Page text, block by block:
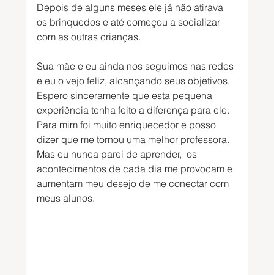
Depois de alguns meses ele já não atirava
os brinquedos e até começou a socializar
com as outras crianças.
Sua mãe e eu ainda nos seguimos nas redes
e eu o vejo feliz, alcançando seus objetivos.
Espero sinceramente que esta pequena
experiência tenha feito a diferença para ele.
Para mim foi muito enriquecedor e posso
dizer que me tornou uma melhor professora.
Mas eu nunca parei de aprender,  os
acontecimentos de cada dia me provocam e
aumentam meu desejo de me conectar com
meus alunos.